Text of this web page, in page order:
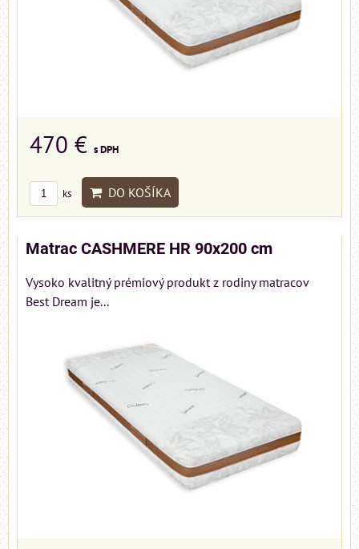
470 € s DPH
ks DO KOŠÍKA
Matrac CASHMERE HR 90x200 cm
Vysoko kvalitný prémiový produkt z rodiny matracov
Best Dream je...